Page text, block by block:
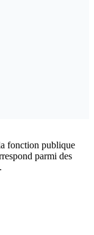
fonction publique
parmi des